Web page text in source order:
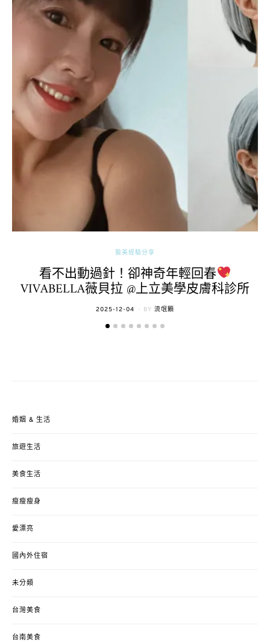
醫美經驗分享
看不出動過針！卻神奇年輕回春
VIVABELLA薇貝拉 @上立美學皮膚科診所
POSTED
2025-12-04 BY 流氓顆
婚姻 & 生活
旅遊生活
美食生活
瘦瘦瘦身
愛漂亮
國內外住宿
未分類
台灣美食
台南美食